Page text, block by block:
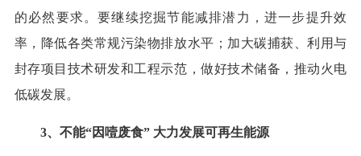
的必然要求。要继续挖掘节能减排潜力，进一步提升效
率，降低各类常规污染物排放水平；加大碳捕获、利用与
封存项目技术研发和工程示范，做好技术储备，推动火电
低碳发展。
3、不能“因噎废食” 大力发展可再生能源